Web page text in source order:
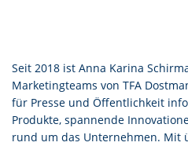
Seit 2018 ist Anna Karina
Marketingteams von TFA
für Presse und Öffentlichkeit
Produkte, spannende
rund um das Unternehmen. Mit